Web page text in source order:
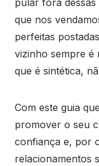
pular fora
que nos
perfeitas
vizinho sempre é
que é sintética,
Com este guia
promover o seu
confiança e, por
relacionamentos